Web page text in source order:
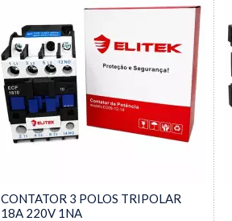
CONTATOR 3 POLOS TRIPOLAR
18A 220V 1NA